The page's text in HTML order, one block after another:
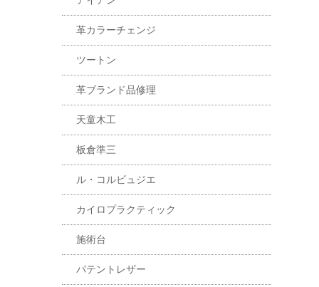
革カラーチェンジ
ツートン
革ブランド品修理
天童木工
板倉準三
ル・コルビュジエ
カイロプラクティック
施術台
パテントレザー